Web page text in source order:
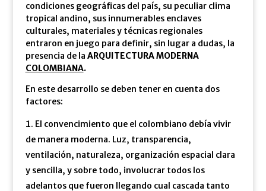
condiciones geográficas del país, su peculiar clima
tropical andino, sus innumerables enclaves
culturales, materiales y técnicas regionales
entraron en juego para definir, sin lugar a dudas, la
presencia de la ARQUITECTURA MODERNA
COLOMBIANA.
En este desarrollo se deben tener en cuenta dos
factores:
El convencimiento que el colombiano debía vivir
de manera moderna. Luz, transparencia,
ventilación, naturaleza, organización espacial clara
y sencilla, y sobre todo, involucrar todos los
adelantos que fueron llegando cual cascada tanto